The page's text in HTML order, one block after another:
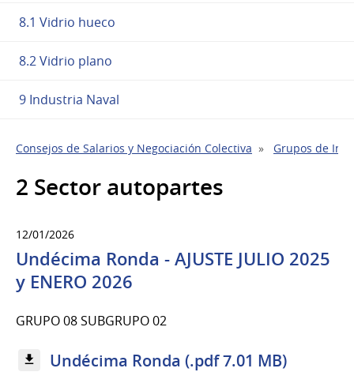
8.1 Vidrio hueco
8.2 Vidrio plano
9 Industria Naval
Consejos de Salarios y Negociación Colectiva Grupos de
2 Sector autopartes
12/01/2026
Undécima Ronda - AJUSTE JULIO 2025
y ENERO 2026
GRUPO 08 SUBGRUPO 02
Undécima Ronda (.pdf 7.01 MB)